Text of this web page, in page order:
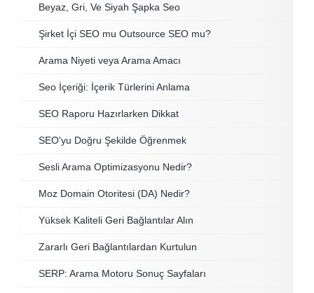
Beyaz, Gri, Ve Siyah Şapka Seo
Şirket İçi SEO mu Outsource SEO mu?
Arama Niyeti veya Arama Amacı
Seo İçeriği: İçerik Türlerini Anlama
SEO Raporu Hazırlarken Dikkat
SEO'yu Doğru Şekilde Öğrenmek
Sesli Arama Optimizasyonu Nedir?
Moz Domain Otoritesi (DA) Nedir?
Yüksek Kaliteli Geri Bağlantılar Alın
Zararlı Geri Bağlantılardan Kurtulun
SERP: Arama Motoru Sonuç Sayfaları